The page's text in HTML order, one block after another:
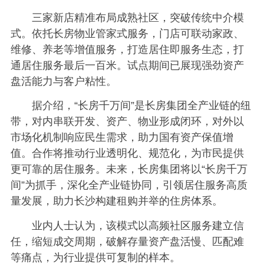
三家新店精准布局成熟社区，突破传统中介模
式。依托长房物业管家式服务，门店可联动家政、
维修、养老等增值服务，打造居住即服务生态，打
通居住服务最后一百米。试点期间已展现强劲资产
盘活能力与客户粘性。
据介绍，“长房千万间”是长房集团全产业链的纽
带，对内串联开发、资产、物业形成闭环，对外以
市场化机制响应民生需求，助力国有资产保值增
值。合作将推动行业透明化、规范化，为市民提供
更可靠的居住服务。未来，长房集团将以“长房千万
间”为抓手，深化全产业链协同，引领居住服务高质
量发展，助力长沙构建租购并举的住房体系。
业内人士认为，该模式以高频社区服务建立信
任，缩短成交周期，破解存量资产盘活慢、匹配难
等痛点，为行业提供可复制的样本。